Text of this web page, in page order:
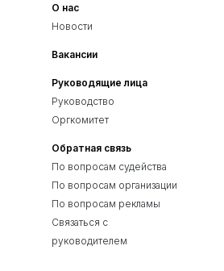
О нас
Новости
Вакансии
Руководящие лица
Руководство
Оргкомитет
Обратная связь
По вопросам судейства
По вопросам организации
По вопросам рекламы
Связаться с
руководителем